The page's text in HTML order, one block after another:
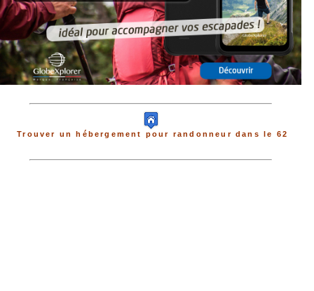
Trouver un hébergement pour randonneur dans le 62